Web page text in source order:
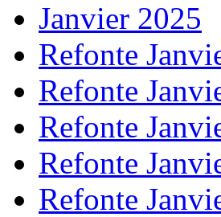
Janvier 2025
Refonte
Refonte
Refonte
Refonte
Refonte